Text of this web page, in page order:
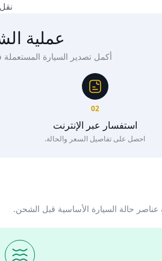
عملية
أكمل تصدير السيارة المستعملة في 4 خطوات
02
استفسار عبر الإنترنت
احصل على تفاصيل السعر والحالة.
حالة السيارة الأساسية قبل الشحن.